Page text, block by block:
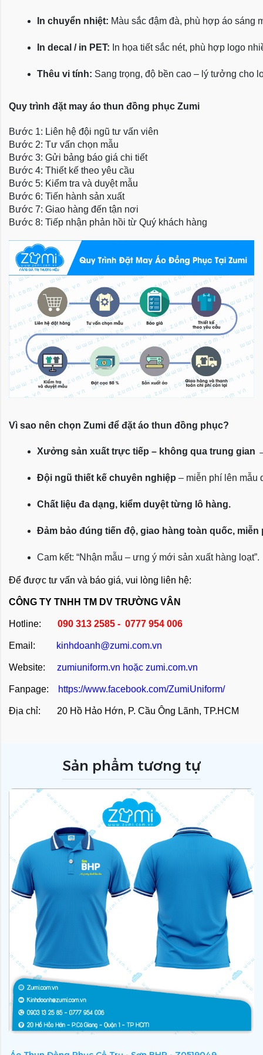
In chuyển nhiệt: Màu sắc đậm đà, phù hợp áo sáng
In decal / in PET: In họa tiết sắc nét, phù hợp logo
Thêu vi tính: Sang trọng, độ bền cao – lý tưởng cho
Quy trình đặt may áo thun đồng phục Zumi
Bước 1: Liên hệ đội ngũ tư vấn viên
Bước 2: Tư vấn chọn mẫu
Bước 3: Gửi bảng báo giá chi tiết
Bước 4: Thiết kế theo yêu cầu
Bước 5: Kiểm tra và duyệt mẫu
Bước 6: Tiến hành sản xuất
Bước 7: Giao hàng đến tận nơi
Bước 8: Tiếp nhận phản hồi từ Quý khách hàng
Vì sao nên chọn Zumi để đặt áo thun đồng phục?
Xưởng sản xuất trực tiếp – không qua trung gian
Đội ngũ thiết kế chuyên nghiệp – miễn phí lên mẫu
Chất liệu đa dạng, kiểm duyệt từng lô hàng.
Đảm bảo đúng tiến độ, giao hàng toàn quốc, miễn
Cam kết: “Nhận mẫu – ưng ý mới sản xuất hàng loạt”.
Để được tư vấn và báo giá, vui lòng liên hệ:
CÔNG TY TNHH TM DV TRƯỜNG VÂN
Hotline: 090 313 2585 - 0777 954 006
Email: kinhdoanh@zumi.com.vn
Website: zumiuniform.vn hoặc zumi.com.vn
Fanpage: https://www.facebook.com/ZumiUniform/
Địa chỉ: 20 Hồ Hảo Hớn, P. Cầu Ông Lãnh, TP.HCM
Sản phẩm tương tự